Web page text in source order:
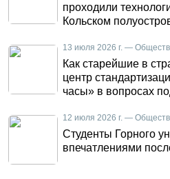
проходили
Кольском
13 июля 2026 г. —
Как старейшие в
центр
часы» в вопросах
12 июля 2026 г. —
Студенты Горного
впечатлениями